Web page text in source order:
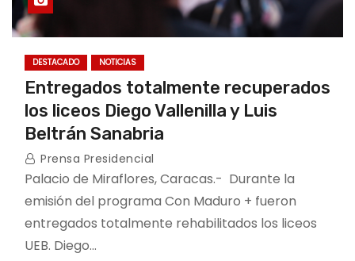
DESTACADO NOTICIAS
Entregados totalmente recuperados
los liceos Diego Vallenilla y Luis
Beltrán Sanabria
Prensa Presidencial
Palacio de Miraflores, Caracas.- Durante la
emisión del programa Con Maduro + fueron
entregados totalmente rehabilitados los liceos
UEB. Diego…